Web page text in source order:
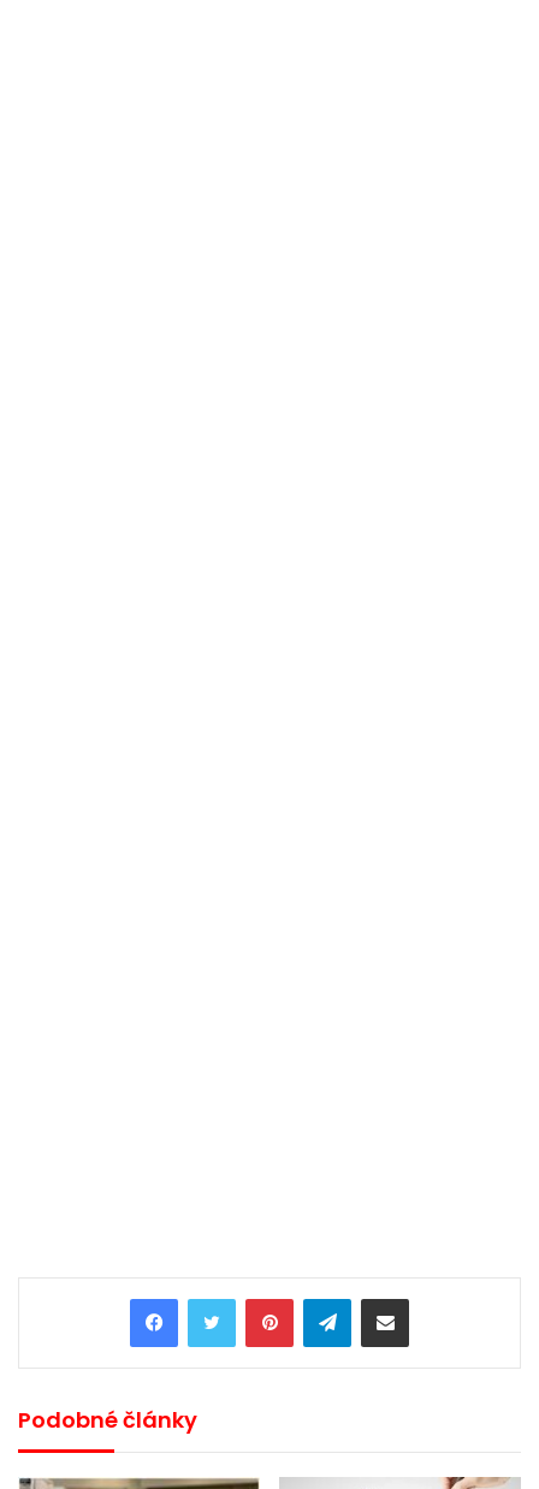
PinterestTelegramShare via Email
Podobné články